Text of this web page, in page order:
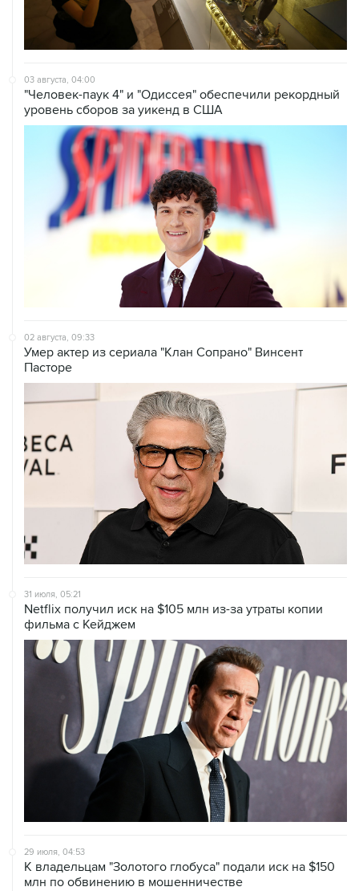
03 августа, 04:00
"Человек-паук 4" и "Одиссея" обеспечили рекордный
уровень сборов за уикенд в США
02 августа, 09:33
Умер актер из сериала "Клан Сопрано" Винсент
Пасторе
31 июля, 05:21
Netflix получил иск на $105 млн из-за утраты копии
фильма с Кейджем
29 июля, 04:53
К владельцам "Золотого глобуса" подали иск на $150
млн по обвинению в мошенничестве